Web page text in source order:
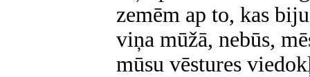
zemēm ap to, kas
viņa mūžā, nebūs,
mūsu vēstures